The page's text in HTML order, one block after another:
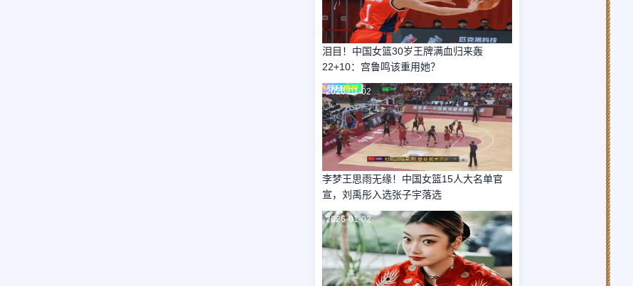
泪目！中国女篮30岁王牌满血归来轰
22+10：宫鲁鸣该重用她？
2026-01-02
李梦王思雨无缘！中国女篮15人大名单官
宣，刘禹彤入选张子宇落选
2026-01-02